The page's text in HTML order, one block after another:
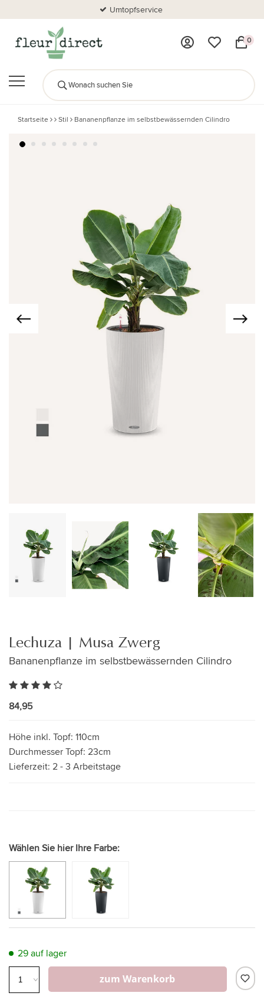
Umtopfservice
0
Startseite Stil Bananenpflanze im selbstbewässernden Cilindro
Lechuza | Musa Zwerg
Bananenpflanze im selbstbewässernden Cilindro
84,95
Höhe inkl. Topf: 110cm
Durchmesser Topf: 23cm
Lieferzeit: 2 - 3 Arbeitstage
Wählen Sie hier Ihre Farbe:
29 auf lager
zum Warenkorb